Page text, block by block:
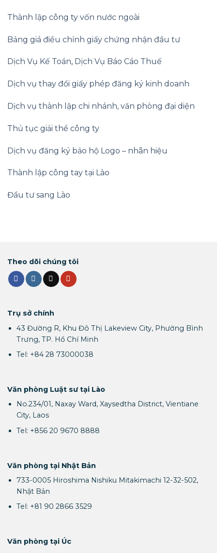
Thành lập công ty vốn nước ngoài
Bảng giá điều chỉnh giấy chứng nhận đầu tư
Dịch Vụ Kế Toán, Dịch Vụ Báo Cáo Thuế
Dịch vụ thay đổi giấy phép đăng ký kinh doanh
Dịch vụ thành lập chi nhánh, văn phòng đại diện
Thủ tục giải thể công ty
Dịch vụ đăng ký bảo hộ Logo – nhãn hiệu
Thành lập công tay tại Lào
Đầu tư sang Lào
Theo dõi chúng tôi
Trụ sở chính
43 Đường R, Khu Đô Thị Lakeview City, Phường Bình
Trưng, TP. Hồ Chí Minh
Tel: +84 28 73000038
Văn phòng Luật sư tại Lào
No.234/01, Naxay Ward, Xaysedtha District, Vientiane
City, Laos
Tel: +856 20 9670 8888
Văn phòng tại Nhật Bản
733-0005 Hiroshima Nishiku Mitakimachi 12-32-502,
Nhật Bản
Tel: +81 90 2866 3529
Văn phòng tại Úc